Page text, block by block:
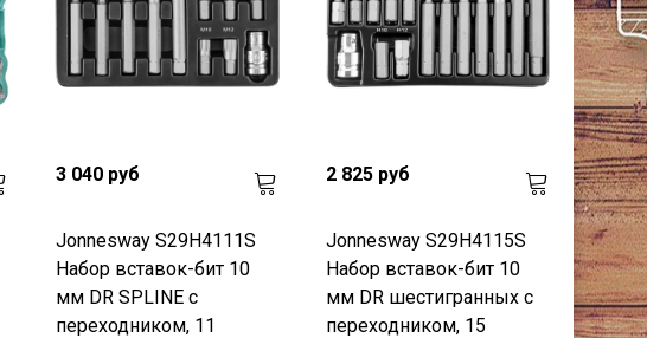
3 040 руб
Jonnesway S29H4111S
Набор вставок-бит 10
мм DR SPLINE с
переходником, 11
2 825 руб
Jonnesway S29H4115S
Набор вставок-бит 10
мм DR шестигранных с
переходником, 15